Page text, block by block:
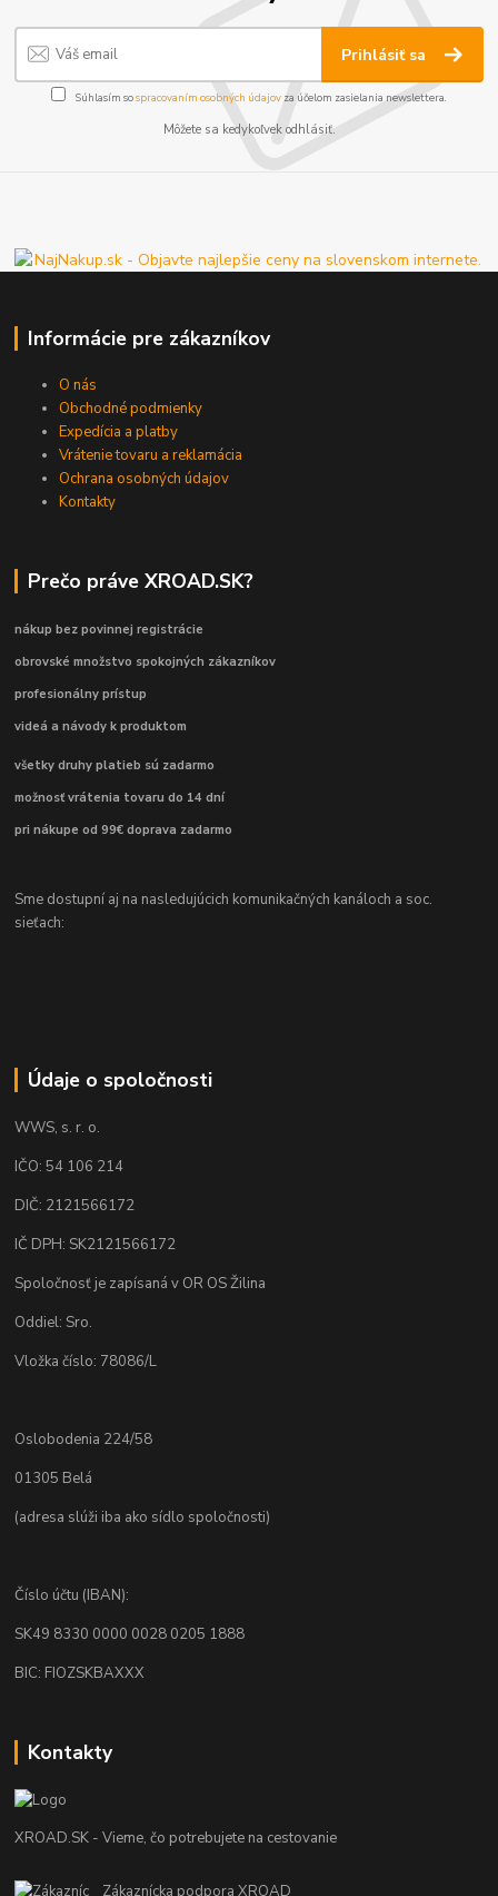
Prihlásiť sa
Súhlasím sospracovaním osobných údajov za účelom zasielania newslettera.
Môžete sa kedykoľvek odhlásiť.
Informácie pre zákazníkov
O nás
Obchodné podmienky
Expedícia a platby
Vrátenie tovaru a reklamácia
Ochrana osobných údajov
Kontakty
Prečo práve XROAD.SK?
nákup bez povinnej registrácie
obrovské množstvo spokojných zákazníkov
profesionálny prístup
videá a návody k produktom
všetky druhy platieb sú zadarmo
možnosť vrátenia tovaru do 14 dní
pri nákupe od 99€ doprava zadarmo
Sme dostupní aj na nasledujúcich komunikačných kanáloch a soc.
sieťach:
Údaje o spoločnosti
WWS, s. r. o.
IČO: 54 106 214
DIČ: 2121566172
IČ DPH: SK2121566172
Spoločnosť je zapísaná v OR OS Žilina
Oddiel: Sro.
Vložka číslo: 78086/L
Oslobodenia 224/58
01305 Belá
(adresa slúži iba ako sídlo spoločnosti)
Číslo účtu (IBAN):
SK49 8330 0000 0028 0205 1888
BIC: FIOZSKBAXXX
Kontakty
XROAD.SK - Vieme, čo potrebujete na cestovanie
Zákaznícka podpora XROAD